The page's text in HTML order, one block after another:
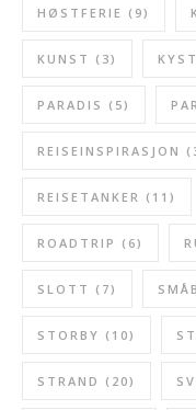
HØSTFERIE (9)
KUNST (3)
PARADIS (5)
REISEINSPIRASJON
REISETANKER (11)
ROADTRIP (6)
SLOTT (7)
STORBY (10)
STRAND (20)